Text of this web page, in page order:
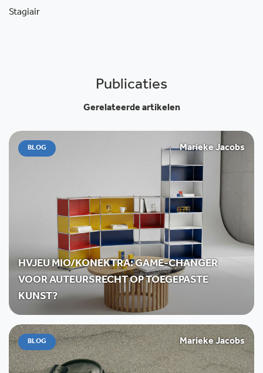
Stagiair
Publicaties
Gerelateerde artikelen
BLOG Marieke Jacobs
HVJEU MIO/KONEKTRA: GAME-CHANGER
VOOR AUTEURSRECHT OP TOEGEPASTE
KUNST?
BLOG Marieke Jacobs